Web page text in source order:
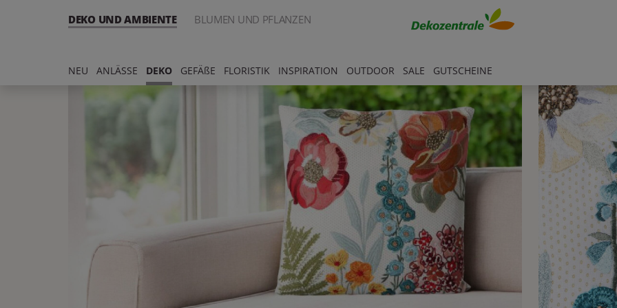
DEKO UND AMBIENTE BLUMEN UND PFLANZEN
NEU ANLÄSSE DEKO GEFÄßE FLORISTIK INSPIRATION OUTDOOR SALE GUTSCHEINE